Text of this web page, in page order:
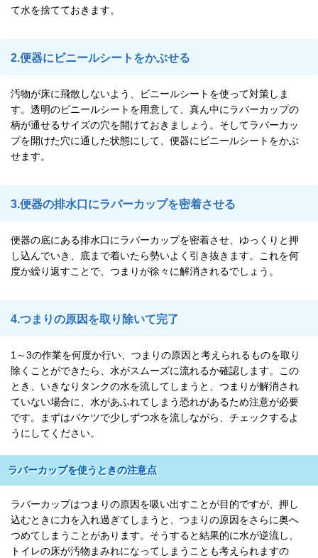
て水を捨てておきます。
2.便器にビニールシートをかぶせる
汚物が床に飛散しないよう、ビニールシートを使って対策しま
す。透明のビニールシートを用意して、真ん中にラバーカップの
柄が通せるサイズの穴を開けておきましょう。そしてラバーカッ
プを開けた穴に通した状態にして、便器にビニールシートをかぶ
せます。
3.便器の排水口にラバーカップを密着させる
便器の底にある排水口にラバーカップを密着させ、ゆっくりと押
し込んでいき、底まで着いたら勢いよく引き抜きます。これを何
度か繰り返すことで、つまりが徐々に解消されるでしょう。
4.つまりの原因を取り除いて完了
1～3の作業を何度か行い、つまりの原因と考えられるものを取り
除くことができたら、水がスムーズに流れるか確認します。この
とき、いきなりタンクの水を流してしまうと、つまりが解消され
ていない場合に、水があふれてしまう恐れがあるため注意が必要
です。まずはバケツで少しずつ水を流しながら、チェックするよ
うにしてください。
ラバーカップを使うときの注意点
ラバーカップはつまりの原因を吸い出すことが目的ですが、押し
込むときに力を入れ過ぎてしまうと、つまりの原因をさらに奥へ
つめてしまうことがあります。そうすると結果的に水が逆流し、
トイレの床が汚物まみれになってしまうことも考えられますの